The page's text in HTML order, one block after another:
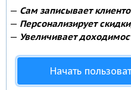
— Сам записывает
— Персонализирует
— Увеличивает
Начать